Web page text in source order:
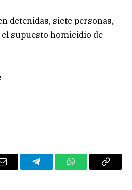
detenidas, siete personas,
supuesto homicidio de
Email TelegramWhatsAppCopy